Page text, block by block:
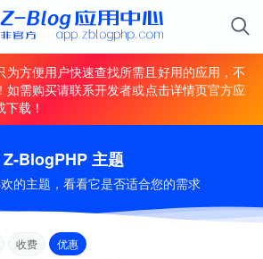
为方便用户快速查找所需且好用的应用，不
如需购买请联系开发者或点击详情页官方应
载！
Z-BlogPHP 主题
的主题，看看它是否适合您的需求
收费 优惠